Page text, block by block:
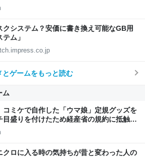
システム？安価に書き換え可能なGB用
ム」
ゲームをもっと読む
ム
コミケで自作した「ウマ娘」定規グッズを
盛りを付けたため経産省の規約に抵触、
クロに入る時の気持ちが昔と変わった人の